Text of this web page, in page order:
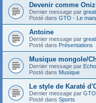
Devenir comme
Dernier message par
Posté dans GTO - Le
Antoine
Dernier message par
Posté dans Présentations
Musique mongole/
Dernier message par
Posté dans Musique
Le style de Karaté
Dernier message par
Posté dans Sports